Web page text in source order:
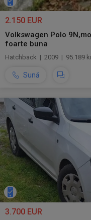
2.150 EUR
Volkswagen Polo
foarte buna
Hatchback | 2009 | 95.189
Sună
3.700 EUR